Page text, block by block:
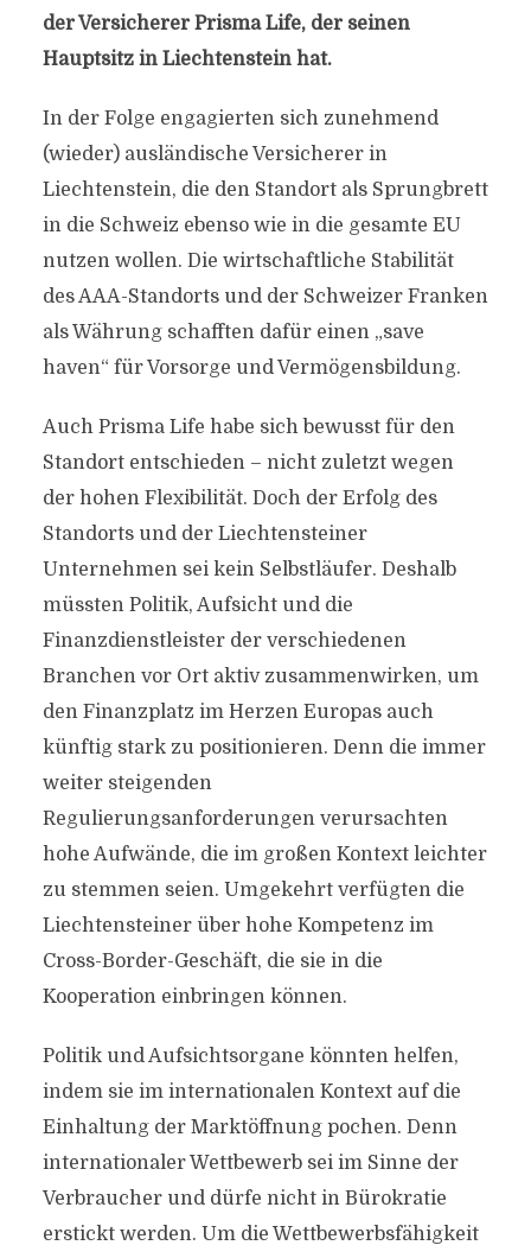
der Versicherer Prisma Life, der seinen
Hauptsitz in Liechtenstein hat.
In der Folge engagierten sich zunehmend
(wieder) ausländische Versicherer in
Liechtenstein, die den Standort als Sprungbrett
in die Schweiz ebenso wie in die gesamte EU
nutzen wollen. Die wirtschaftliche Stabilität
des AAA-Standorts und der Schweizer Franken
als Währung schafften dafür einen „save
haven“ für Vorsorge und Vermögensbildung.
Auch Prisma Life habe sich bewusst für den
Standort entschieden – nicht zuletzt wegen
der hohen Flexibilität. Doch der Erfolg des
Standorts und der Liechtensteiner
Unternehmen sei kein Selbstläufer. Deshalb
müssten Politik, Aufsicht und die
Finanzdienstleister der verschiedenen
Branchen vor Ort aktiv zusammenwirken, um
den Finanzplatz im Herzen Europas auch
künftig stark zu positionieren. Denn die immer
weiter steigenden
Regulierungsanforderungen verursachten
hohe Aufwände, die im großen Kontext leichter
zu stemmen seien. Umgekehrt verfügten die
Liechtensteiner über hohe Kompetenz im
Cross-Border-Geschäft, die sie in die
Kooperation einbringen können.
Politik und Aufsichtsorgane könnten helfen,
indem sie im internationalen Kontext auf die
Einhaltung der Marktöffnung pochen. Denn
internationaler Wettbewerb sei im Sinne der
Verbraucher und dürfe nicht in Bürokratie
erstickt werden. Um die Wettbewerbsfähigkeit